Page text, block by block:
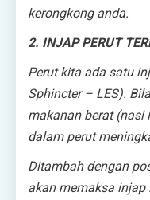
kerongkong anda.
2. INJAP PERUT
Perut kita ada satu
Sphincter – LES).
makanan berat
dalam perut
Ditambah dengan
akan memaksa injap